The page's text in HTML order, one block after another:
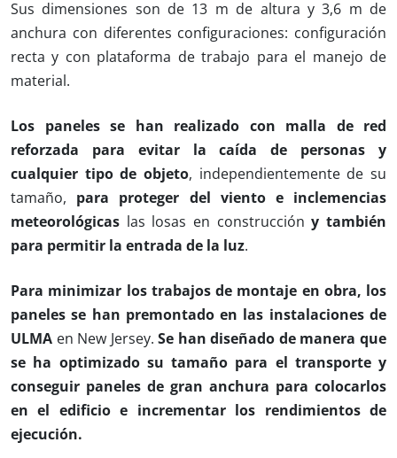
Sus dimensiones son de 13 m de altura y 3,6 m de
anchura con diferentes configuraciones: configuración
recta y con plataforma de trabajo para el manejo de
material.
Los paneles se han realizado con malla de red
reforzada para evitar la caída de personas y
cualquier tipo de objeto, independientemente de su
tamaño, para proteger del viento e inclemencias
meteorológicas las losas en construccióny también
para permitir la entrada de la luz.
Para minimizar los trabajos de montaje en obra, los
paneles se han premontado en las instalaciones de
ULMA en New Jersey.Se han diseñado de manera que
se ha optimizado su tamaño para el transporte y
conseguir paneles de gran anchura para colocarlos
en el edificio e incrementar los rendimientos de
ejecución.